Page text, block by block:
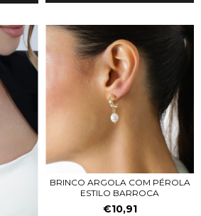
BRINCO ARGOLA COM PÉROLA
ESTILO BARROCA
€10,91